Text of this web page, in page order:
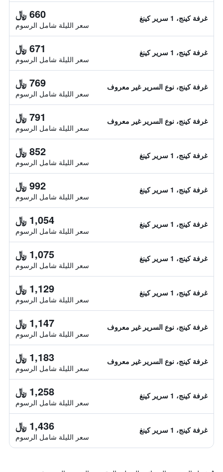
غرفة كينج، 1 سرير كينغ 660 ﷼
سعر الليلة شامل الرسوم
غرفة كينج، 1 سرير كينغ 671 ﷼
سعر الليلة شامل الرسوم
غرفة كينج، نوع السرير غير معروف 769 ﷼
سعر الليلة شامل الرسوم
غرفة كينج، نوع السرير غير معروف 791 ﷼
سعر الليلة شامل الرسوم
غرفة كينج، 1 سرير كينغ 852 ﷼
سعر الليلة شامل الرسوم
غرفة كينج، 1 سرير كينغ 992 ﷼
سعر الليلة شامل الرسوم
غرفة كينج، 1 سرير كينغ 1,054 ﷼
سعر الليلة شامل الرسوم
غرفة كينج، 1 سرير كينغ 1,075 ﷼
سعر الليلة شامل الرسوم
غرفة كينج، 1 سرير كينغ 1,129 ﷼
سعر الليلة شامل الرسوم
غرفة كينج، نوع السرير غير معروف 1,147 ﷼
سعر الليلة شامل الرسوم
غرفة كينج، نوع السرير غير معروف 1,183 ﷼
سعر الليلة شامل الرسوم
غرفة كينج، 1 سرير كينغ 1,258 ﷼
سعر الليلة شامل الرسوم
غرفة كينج، 1 سرير كينغ 1,436 ﷼
سعر الليلة شامل الرسوم